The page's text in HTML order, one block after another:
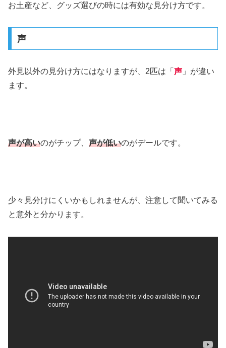
お土産など、グッズ選びの時には有効な見分け方です。
声
外見以外の見分け方にはなりますが、2匹は「 声 」が違い
ます。
声が高いのがチップ、 声が低いのがデールです。
少々見分けにくいかもしれませんが、注意して聞いてみる
と意外と分かります。